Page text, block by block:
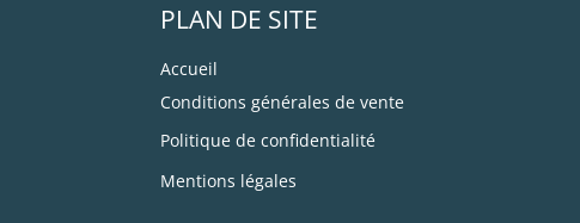
PLAN DE SITE
Accueil
Conditions générales de vente
Politique de confidentialité
Mentions légales